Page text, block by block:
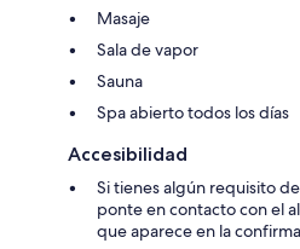
Masaje
Sala de vapor
Sauna
Spa abierto todos los días
Accesibilidad
Si tienes algún requisito
ponte en contacto con el
que aparece en la